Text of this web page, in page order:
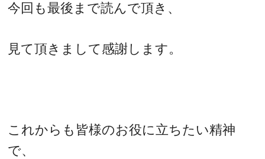
今回も最後まで読んで頂き、
見て頂きまして感謝します。
これからも皆様のお役に立ちたい精神
で、